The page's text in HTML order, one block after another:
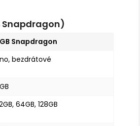
Snapdragon)
Snapdragon
bezdrátové
64GB, 128GB